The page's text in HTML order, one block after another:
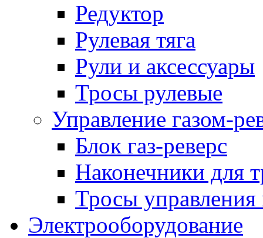
Редуктор
Рулевая тяга
Рули и аксессуары
Тросы рулевые
Управление газом-
Блок газ-реверс
Наконечники для
Тросы управления
Электрооборудование